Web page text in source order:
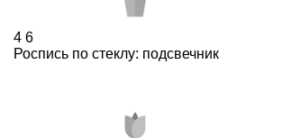
4 6
Роспись по стеклу: подсвечник